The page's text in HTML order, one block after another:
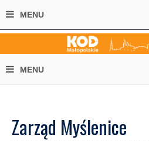
Zarząd Myślenice